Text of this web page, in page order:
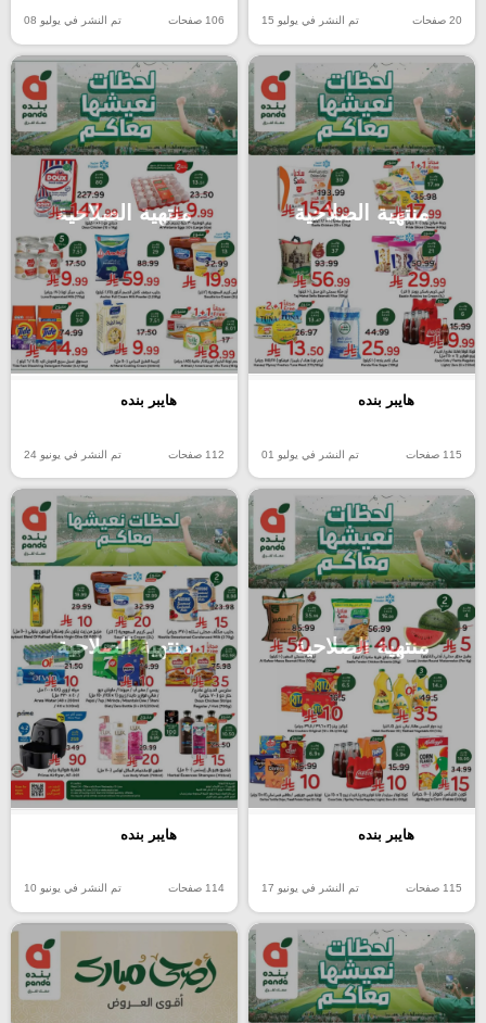
20 صفحات تم النشر في يوليو 15 106 صفحات تم النشر في يوليو 08
منتهية الصلاحية
هايبر بنده
115 صفحات تم النشر في يوليو 01
منتهية الصلاحية
هايبر بنده
112 صفحات تم النشر في يونيو 24
منتهية الصلاحية
هايبر بنده
115 صفحات تم النشر في يونيو 17
منتهية الصلاحية
هايبر بنده
114 صفحات تم النشر في يونيو 10